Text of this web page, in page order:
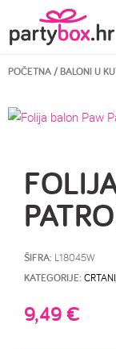
POČETNA/BALONI U
ŠIFRA: L18045W
KATEGORIJE: CRTANI
9,49€